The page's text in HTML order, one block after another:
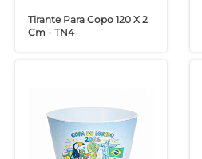
Tirante Para Copo 120 X 2
Cm - TN4